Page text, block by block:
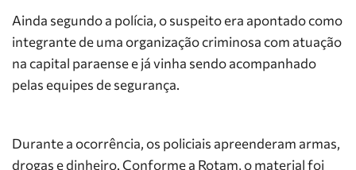
Ainda segundo a polícia, o suspeito era apontado como
integrante de uma organização criminosa com atuação
na capital paraense e já vinha sendo acompanhado
pelas equipes de segurança.
Durante a ocorrência, os policiais apreenderam armas,
drogas e dinheiro. Conforme a Rotam, o material foi